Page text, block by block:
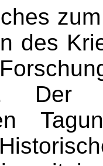
des
Der